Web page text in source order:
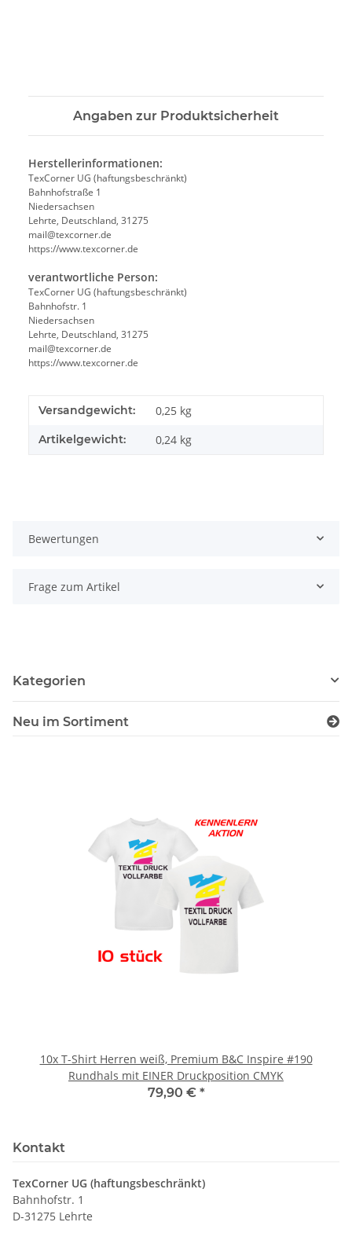
Angaben zur Produktsicherheit
Herstellerinformationen:
TexCorner UG (haftungsbeschränkt)
Bahnhofstraße 1
Niedersachsen
Lehrte, Deutschland, 31275
mail@texcorner.de
https://www.texcorner.de
verantwortliche Person:
TexCorner UG (haftungsbeschränkt)
Bahnhofstr. 1
Niedersachsen
Lehrte, Deutschland, 31275
mail@texcorner.de
https://www.texcorner.de
Versandgewicht: 0,25 kg
Artikelgewicht: 0,24 kg
Bewertungen
Frage zum Artikel
Kategorien
Neu im Sortiment
10x T-Shirt Herren weiß, Premium B&C Inspire #190
Rundhals mit EINER Druckposition CMYK
79,90 € *
Kontakt
TexCorner UG (haftungsbeschränkt)
Bahnhofstr. 1
D-31275 Lehrte